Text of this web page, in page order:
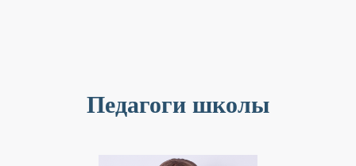
Педагоги школы